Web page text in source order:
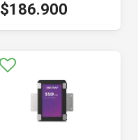
$186.900